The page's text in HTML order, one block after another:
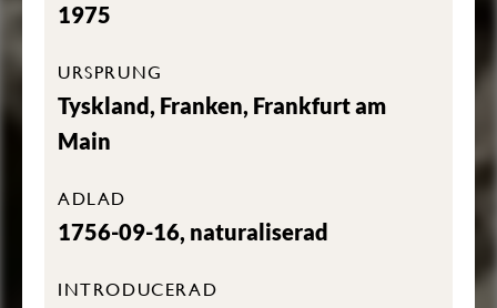
1975
URSPRUNG
Tyskland, Franken, Frankfurt am
Main
ADLAD
1756-09-16, naturaliserad
INTRODUCERAD